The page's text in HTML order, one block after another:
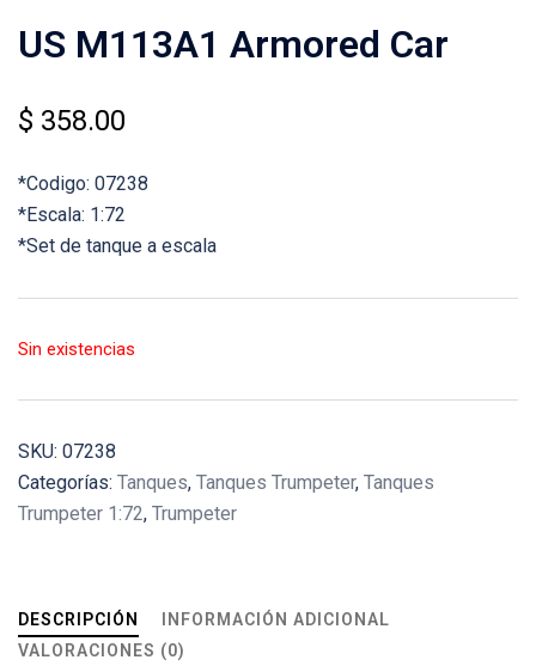
US M113A1 Armored Car
$ 358.00
*Codigo: 07238
*Escala: 1:72
*Set de tanque a escala
Sin existencias
SKU: 07238
Categorías: Tanques, Tanques Trumpeter, Tanques
Trumpeter 1:72, Trumpeter
DESCRIPCIÓN
INFORMACIÓN ADICIONAL
VALORACIONES (0)